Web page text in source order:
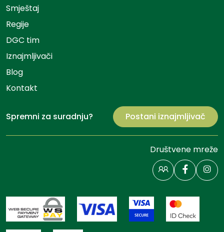
Smještaj
Regije
DGC tim
Iznajmljivači
Blog
Kontakt
Spremni za suradnju? Postani iznajmljivač
Društvene mreže